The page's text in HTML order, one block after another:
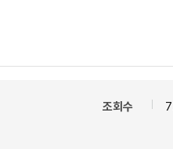
조회수